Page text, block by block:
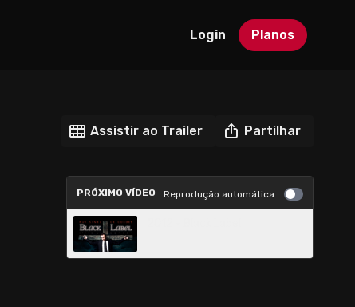
Login Planos
Assistir ao Trailer Partilhar
PRÓXIMO VÍDEO Reprodução automática